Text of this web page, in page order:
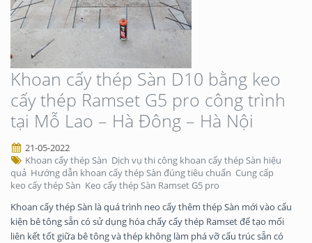
Khoan cấy thép Sàn D10 bằng keo
cấy thép Ramset G5 pro công trình
tại Mỗ Lao – Hà Đông – Hà Nội
21-05-2022
Khoan cấy thép Sàn Dịch vụ thi công khoan cấy thép Sàn hiệu
quả Hướng dẫn khoan cấy thép Sàn đúng tiêu chuẩn Cung cấp
keo cấy thép Sàn Keo cấy thép Sàn Ramset G5 pro
Khoan cấy thép Sàn là quá trình neo cấy thêm thép Sàn mới vào cấu
kiện bê tông sẵn có sử dụng hóa chấy cấy thép Ramset để tạo mối
liên kết tốt giữa bê tông và thép không làm phá vỡ cấu trúc sẵn có